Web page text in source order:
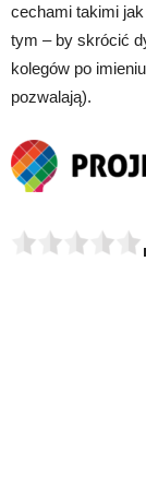
cechami takimi
tym – by skrócić
kolegów po
pozwalają).